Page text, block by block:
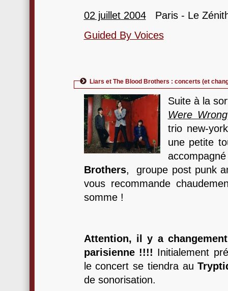
02 juillet 2004Paris - Le
Guided By Voices
Liars et The Blood Brothers : concerts (et
Suite à la
Were
trio new-
une petite
Brothers, groupe post punk
vous recommande
somme !
Attention, il y a
parisienne !!!! Initialement
le concert se tiendra au
de sonorisation.